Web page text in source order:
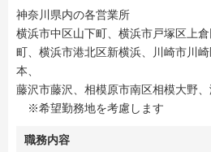
神奈川県内の各営業所
横浜市中区山下町、横浜市戸塚区上
町、横浜市港北区新横浜、川崎市川
本、
藤沢市藤沢、相模原市南区相模大野
※希望勤務地を考慮します
職務内容